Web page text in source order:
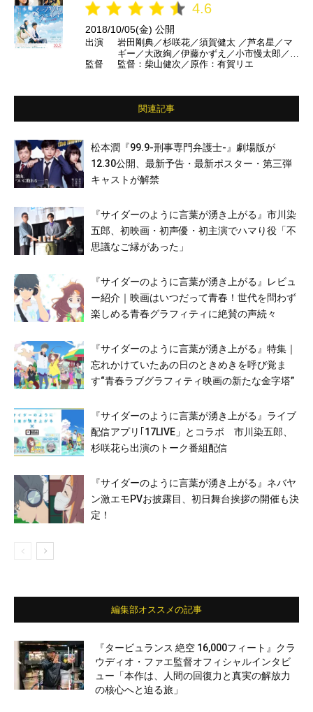
4.6
2018/10/05(金) 公開
出演
岩田剛典／杉咲花／須賀健太 ／芦名星／マ
ギー／大政絢／伊藤かずえ／小市慢太郎／財
前直見 ほか
監督 監督：柴山健次／原作：有賀リエ
関連記事
松本潤『99.9-刑事専門弁護士-』劇場版が
12.30公開、最新予告・最新ポスター・第三弾
キャストが解禁
『サイダーのように言葉が湧き上がる』市川染
五郎、初映画・初声優・初主演でハマり役「不
思議なご縁があった」
『サイダーのように言葉が湧き上がる』レビュ
ー紹介｜映画はいつだって青春！世代を問わず
楽しめる青春グラフィティに絶賛の声続々
『サイダーのように言葉が湧き上がる』特集｜
忘れかけていたあの日のときめきを呼び覚ま
す“青春ラブグラフィティ映画の新たな金字塔”
『サイダーのように言葉が湧き上がる』ライブ
配信アプリ｢17LIVE」とコラボ 市川染五郎、
杉咲花ら出演のトーク番組配信
『サイダーのように言葉が湧き上がる』ネバヤ
ン激エモPVお披露目、初⽇舞台挨拶の開催も決
定！
編集部オススメの記事
『タービュランス 絶空 16,000フィート』クラ
ウディオ・ファエ監督オフィシャルインタビ
ュー「本作は、人間の回復力と真実の解放力
の核心へと迫る旅」